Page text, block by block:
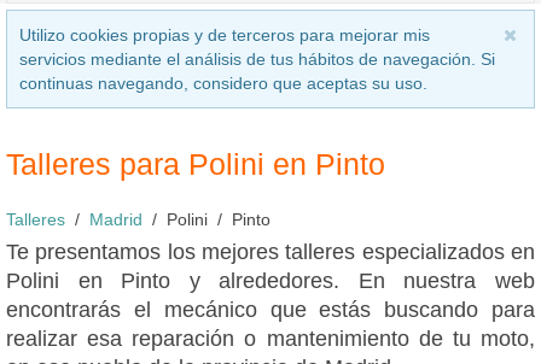
Utilizo cookies propias y de terceros para mejorar mis
servicios mediante el análisis de tus hábitos de navegación. Si
continuas navegando, considero que aceptas su uso.
Talleres para Polini en Pinto
Talleres Madrid Polini Pinto
Te presentamos los mejores talleres especializados en
Polini en Pinto y alrededores. En nuestra web
encontrarás el mecánico que estás buscando para
realizar esa reparación o mantenimiento de tu moto,